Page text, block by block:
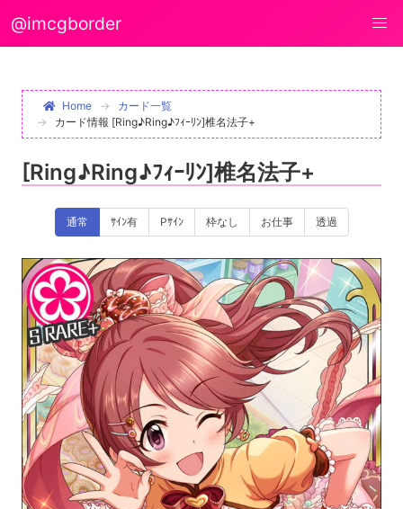
@imcgborder
Home
カード一覧
カード情報 [Ring♪Ring♪ﾌｨｰﾘﾝ]椎名法子+
[Ring♪Ring♪ﾌｨｰﾘﾝ]椎名法子+
通常 ｻｲﾝ有 Pｻｲﾝ 枠なし お仕事 透過